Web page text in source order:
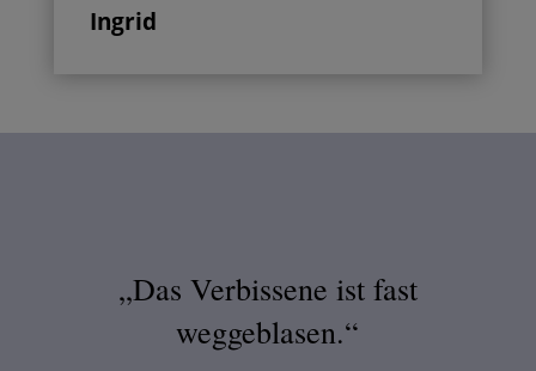
Ingrid
„Das Verbissene ist fast
weggeblasen.“